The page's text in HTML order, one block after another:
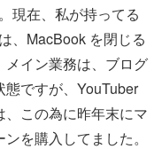
現在、私が持ってる
、MacBook を閉じる
メイン業務は、ブログ
ですが、YouTuber
この為に昨年末にマ
を購入してました。